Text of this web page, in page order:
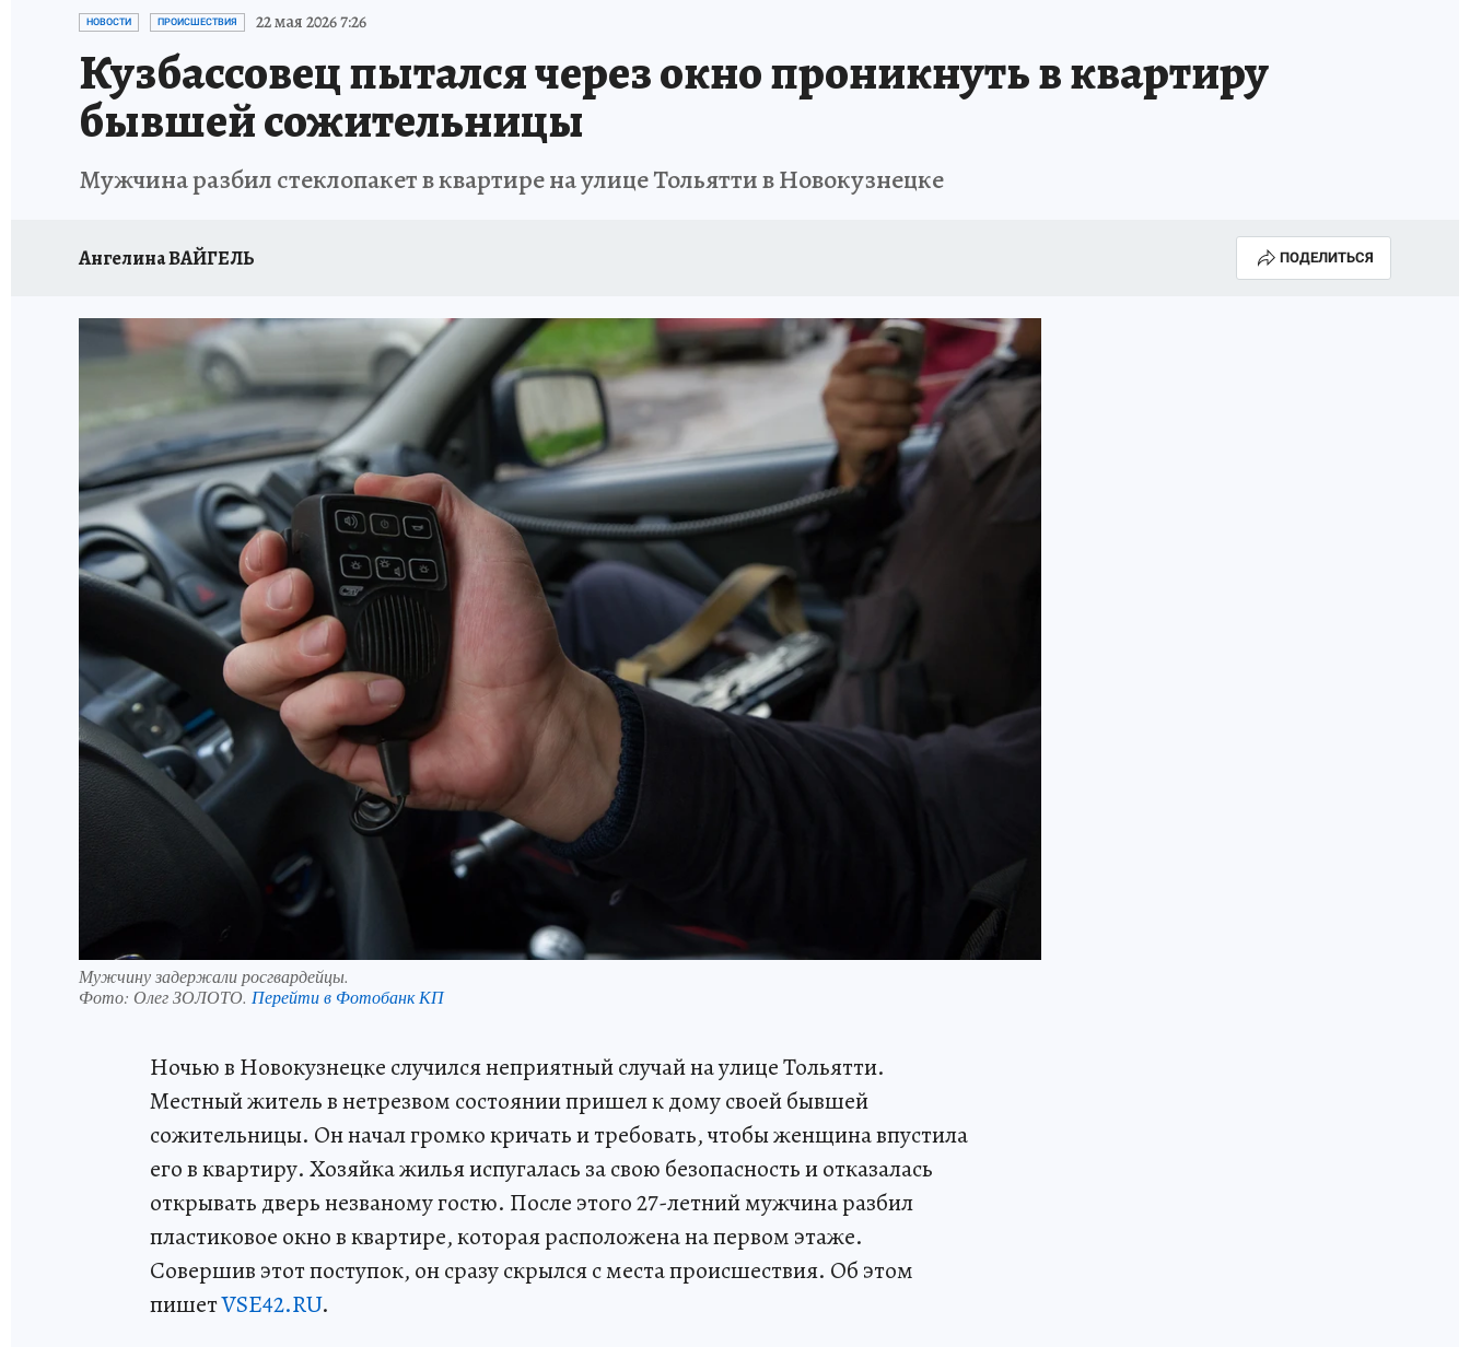
ОТДЫХ В РОССИИ ЗАПОВЕДНАЯ РОССИЯ
НОВОСТИ ПРОИСШЕСТВИЯ 22 мая 2026 7:26
Кузбассовец пытался через окно проникнуть в квартиру
бывшей сожительницы
Мужчина разбил стеклопакет в квартире на улице Тольятти в Новокузнецке
Ангелина ВАЙГЕЛЬ ПОДЕЛИТЬСЯ
Мужчину задержали росгвардейцы.
Фото: Олег ЗОЛОТО. Перейти в Фотобанк КП
Ночью в Новокузнецке случился неприятный случай на улице Тольятти.
Местный житель в нетрезвом состоянии пришел к дому своей бывшей
сожительницы. Он начал громко кричать и требовать, чтобы женщина впустила
его в квартиру. Хозяйка жилья испугалась за свою безопасность и отказалась
открывать дверь незваному гостю. После этого 27-летний мужчина разбил
пластиковое окно в квартире, которая расположена на первом этаже.
Совершив этот поступок, он сразу скрылся с места происшествия. Об этом
пишетVSE42.RU.